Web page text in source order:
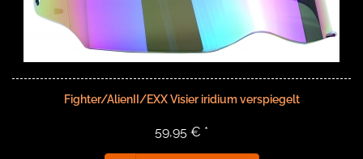
Fighter/AlienII/EXX Visier iridium verspiegelt
59,95 € *